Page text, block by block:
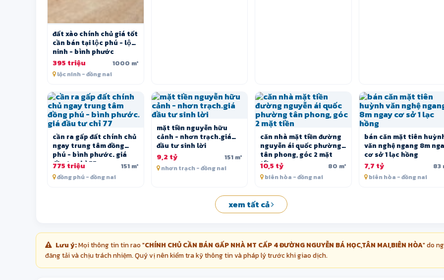
đất xào chính chủ giá tốt
cần bán tại lộc phú - lộc
ninh - bình phước
395 triệu 1000 m²
lộc ninh - đồng nai
cần ra gấp đất chính chủ
ngay trung tâm đồng
phú - bình phước. giá
đầu tư chỉ 77
775 triệu 151 m²
đồng phú - đồng nai
mặt tiền nguyễn hữu
cảnh - nhơn trạch.giá
đầu tư sinh lời
9,2 tỷ 151 m²
nhơn trạch - đồng nai
căn nhà mặt tiền đường
nguyễn ái quốc phường
tân phong, góc 2 mặt
tiền
10,5 tỷ 80 m²
biên hòa - đồng nai
bán căn mặt tiên
văn nghệ ngang 8m
cơ sở 1 lạc hồng
7,7 tỷ 83
biên hòa - đồng nai
xem tất cả
Lưu ý:Mọi thông tin tin rao "CHÍNH CHỦ CẦN BÁN GẤP NHÀ MT CẤP 4 ĐƯỜNG NGUYỄN BÁ HỌC,TÂN MAI,BIÊN HÒA" do
đăng tải và chịu trách nhiệm. Quý vị nên kiểm tra kỹ thông tin và pháp lý trước khi giao dịch.